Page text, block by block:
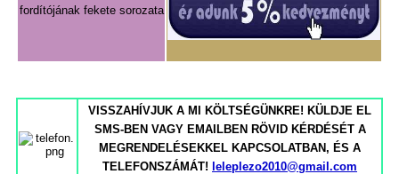
fordítójának fekete sorozata
VISSZAHÍVJUK A MI KÖLTSÉGÜNKRE! KÜLDJE EL
SMS-BEN VAGY EMAILBEN RÖVID KÉRDÉSÉT A
MEGRENDELÉSEKKEL KAPCSOLATBAN, ÉS A
TELEFONSZÁMÁT! leleplezo2010@gmail.com